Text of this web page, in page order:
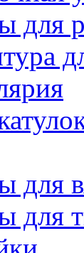
для
для
для